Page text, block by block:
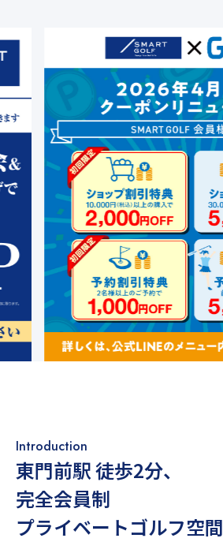
Introduction
東門前駅 徒歩2分、
完全会員制
プライベートゴルフ空間